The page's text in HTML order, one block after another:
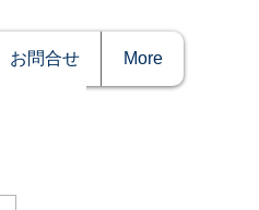
お問合せ More